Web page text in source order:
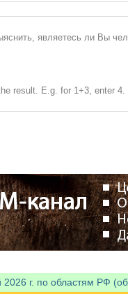
являетесь ли Вы
result. E.g. for 1+3, enter 4.
г. по областям РФ